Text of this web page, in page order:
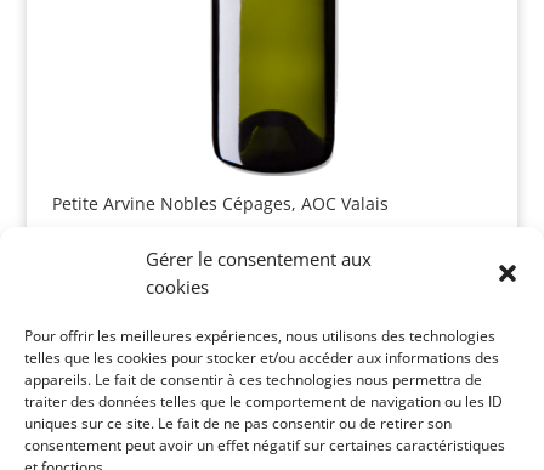
Gérer le consentement aux
cookies
Pour offrir les meilleures expériences, nous utilisons des technologies
telles que les cookies pour stocker et/ou accéder aux informations des
appareils. Le fait de consentir à ces technologies nous permettra de
traiter des données telles que le comportement de navigation ou les ID
uniques sur ce site. Le fait de ne pas consentir ou de retirer son
consentement peut avoir un effet négatif sur certaines caractéristiques
Petite Arvine Nobles Cépages, AOC Valais
de
produits
Catégories de vins